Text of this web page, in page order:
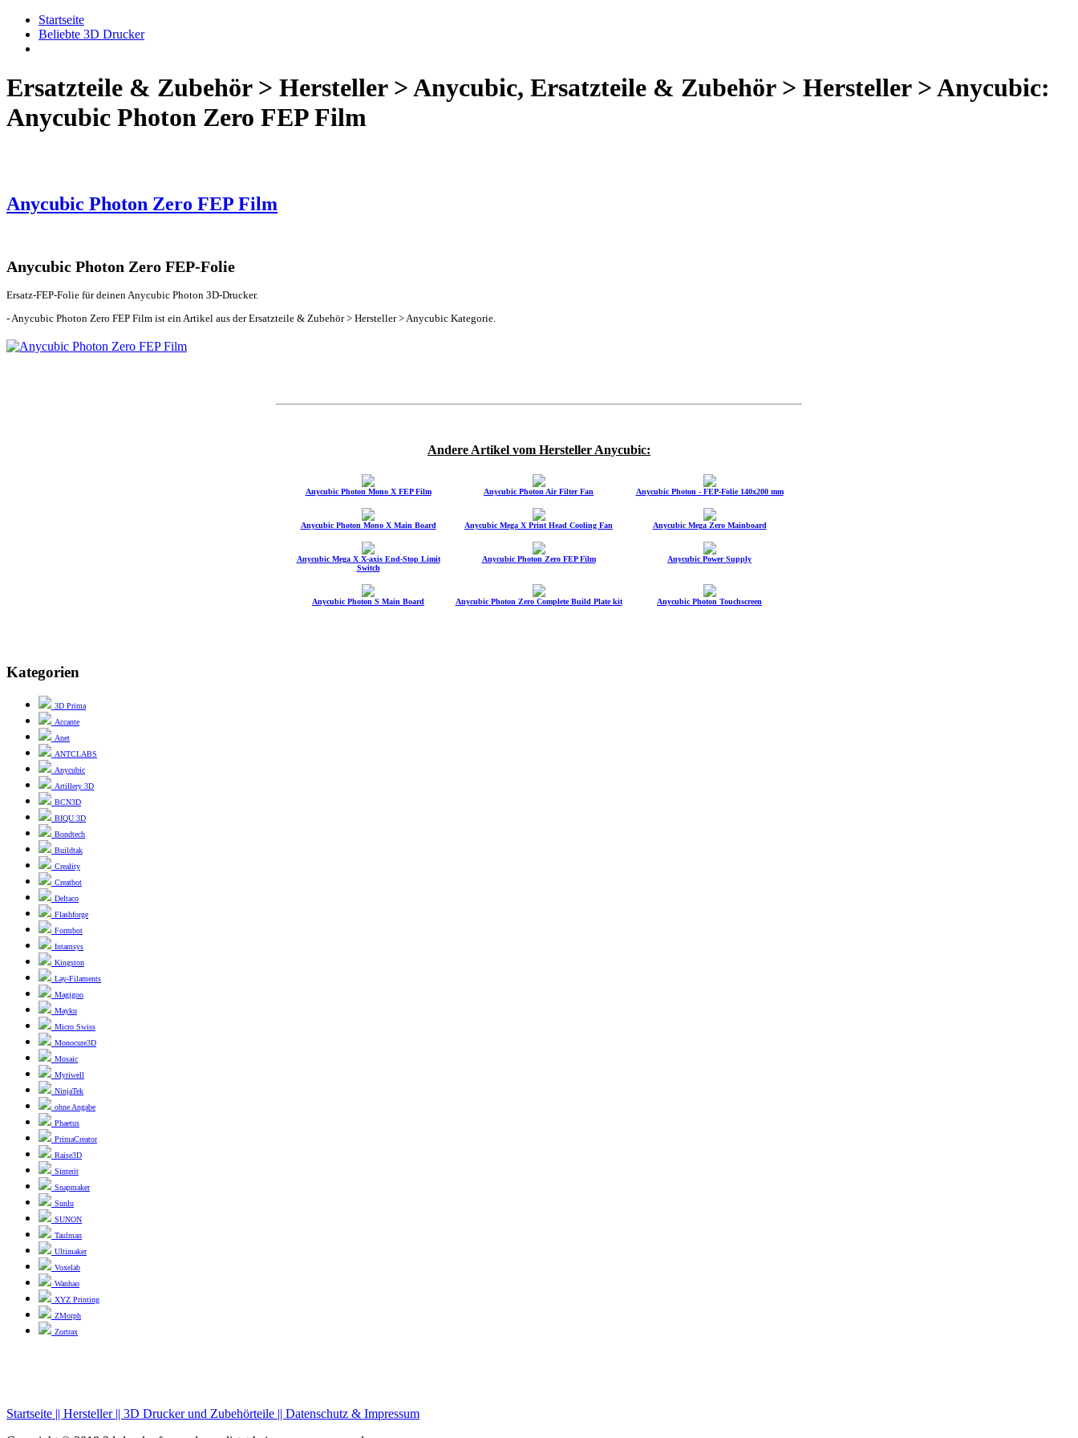
Startseite
Beliebte 3D Drucker
Ersatzteile & Zubehör > Hersteller > Anycubic, Ersatzteile & Zubehör > Hersteller > Anycubic:
Anycubic Photon Zero FEP Film
Anycubic Photon Zero FEP Film
Anycubic Photon Zero FEP-Folie
Ersatz-FEP-Folie für deinen Anycubic Photon 3D-Drucker.
- Anycubic Photon Zero FEP Film ist ein Artikel aus der Ersatzteile & Zubehör > Hersteller > Anycubic Kategorie.
Andere Artikel vom Hersteller Anycubic:
Anycubic Photon Mono X FEP Film Anycubic Photon Air Filter Fan Anycubic Photon - FEP-Folie 140x200 mm
Anycubic Photon Mono X Main Board Anycubic Mega X Print Head Cooling Fan Anycubic Mega Zero Mainboard
Anycubic Mega X X-axis End-Stop Limit
Switch
Anycubic Photon Zero FEP Film Anycubic Power Supply
Anycubic Photon S Main Board Anycubic Photon Zero Complete Build Plate kit Anycubic Photon Touchscreen
Kategorien
3D Prima
Accante
Anet
ANTCLABS
Anycubic
Artillery 3D
BCN3D
BIQU 3D
Bondtech
Buildtak
Creality
Creatbot
Deltaco
Flashforge
Formbot
Intamsys
Kingston
Lay-Filaments
Magigoo
Mayku
Micro Swiss
Monocure3D
Mosaic
Myriwell
NinjaTek
ohne Angabe
Phaetus
PrimaCreator
Raise3D
Sinterit
Snapmaker
Sunlu
SUNON
Taulman
Ultimaker
Voxelab
Wanhao
XYZ Printing
ZMorph
Zortrax
Startseite || Hersteller || 3D Drucker und Zubehörteile || Datenschutz & Impressum